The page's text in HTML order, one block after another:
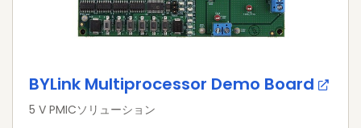
BYLink Multiprocessor Demo Board
5 V PMICソリューション